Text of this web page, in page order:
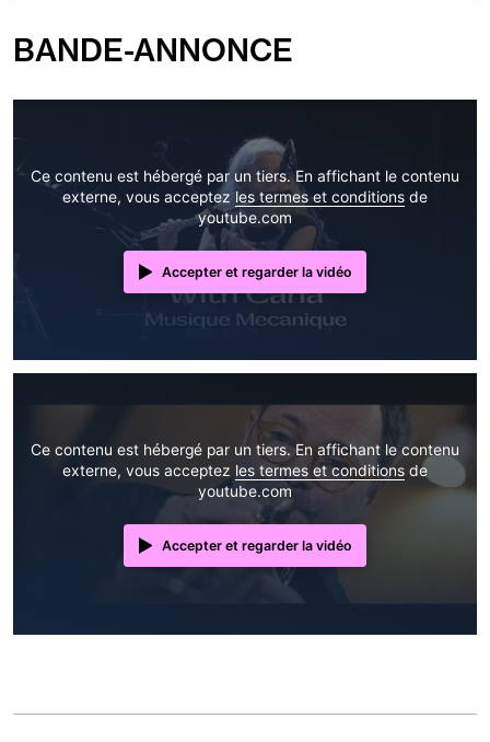
BANDE-ANNONCE
Ce contenu est hébergé par un tiers. En affichant le contenu
externe, vous acceptez les termes et conditions de
youtube.com
Accepter et regarder la vidéo
Ce contenu est hébergé par un tiers. En affichant le contenu
externe, vous acceptez les termes et conditions de
youtube.com
Accepter et regarder la vidéo